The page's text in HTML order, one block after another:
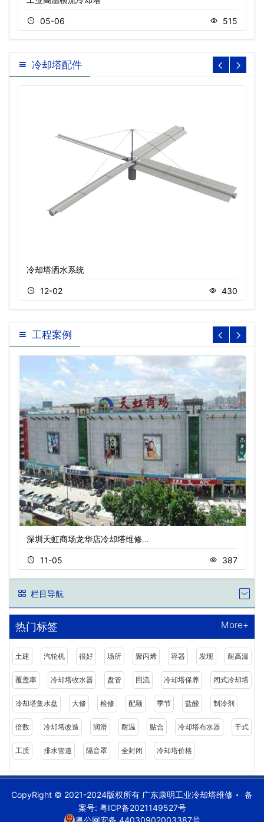
05-06 515
冷却塔配件
冷却塔洒水系统
12-02 430
工程案例
深圳天虹商场龙华店冷却塔维修…
11-05 387
栏目导航
热门标签 More+
土建 汽轮机 很好 场所 聚丙烯 容器 发现 耐高温
覆盖率 冷却塔收水器 盘管 回流 冷却塔保养 闭式冷却塔
冷却塔集水盘 大修 检修 配额 季节 盐酸 制冷剂
倍数 冷却塔改造 润滑 耐温 贴合 冷却塔布水器 干式
工质 排水管道 隔音罩 全封闭 冷却塔价格
CopyRight © 2021-2024版权所有 广东康明工业冷却塔维修
备
案号: 粤ICP备2021149527号